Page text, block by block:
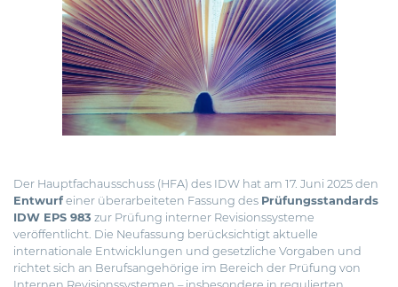
Der Hauptfachausschuss (HFA) des IDW hat am 17. Juni 2025 den
Entwurfeiner überarbeiteten Fassung des Prüfungsstandards
IDW EPS 983 zur Prüfung interner Revisionssysteme
veröffentlicht. Die Neufassung berücksichtigt aktuelle
internationale Entwicklungen und gesetzliche Vorgaben und
richtet sich an Berufsangehörige im Bereich der Prüfung von